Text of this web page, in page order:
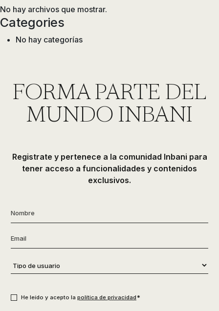
No hay archivos que mostrar.
Categories
No hay categorías
FORMA PARTE DEL
MUNDO INBANI
Registrate y pertenece a la comunidad Inbani para
tener acceso a funcionalidades y contenidos
exclusivos.
Nombre
Email
Tipo
de
He leído y acepto la política de privacidad*